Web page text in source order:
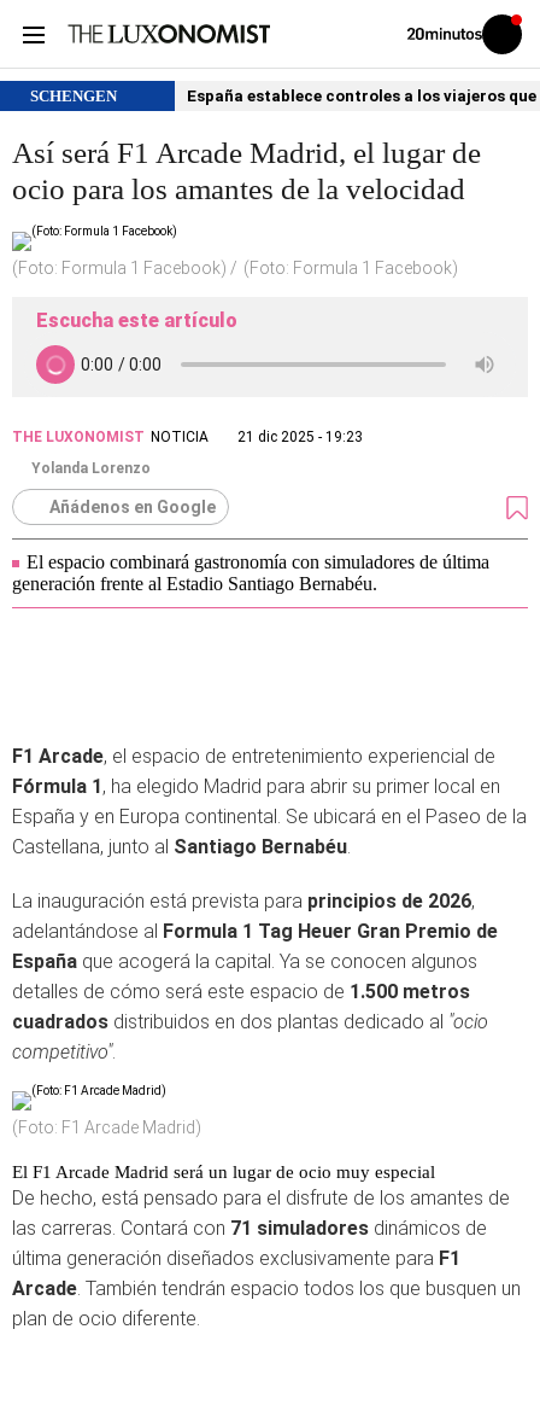
Volver
Iniciar
sesión
SCHENGEN España establece controles a los viajeros
Así será F1 Arcade Madrid, el lugar de
ocio para los amantes de la velocidad
(Foto: Formula 1 Facebook) (Foto: Formula 1 Facebook)
Escucha este artículo
THE LUXONOMIST NOTICIA
21 dic 2025 - 19:23
Yolanda Lorenzo
Añádenos en Google
El espacio combinará gastronomía con simuladores de última
generación frente al Estadio Santiago Bernabéu.
F1 Arcade, el espacio de entretenimiento experiencial de
Fórmula 1, ha elegido Madrid para abrir su primer local en
España y en Europa continental. Se ubicará en el Paseo de la
Castellana, junto al Santiago Bernabéu.
La inauguración está prevista para principios de 2026,
adelantándose al Formula 1 Tag Heuer Gran Premio de
España que acogerá la capital. Ya se conocen algunos
detalles de cómo será este espacio de 1.500 metros
cuadrados distribuidos en dos plantas dedicado al "ocio
competitivo".
(Foto: F1 Arcade Madrid)
El F1 Arcade Madrid será un lugar de ocio muy especial
De hecho, está pensado para el disfrute de los amantes de
las carreras. Contará con 71 simuladores dinámicos de
última generación diseñados exclusivamente para F1
Arcade. También tendrán espacio todos los que busquen un
plan de ocio diferente.